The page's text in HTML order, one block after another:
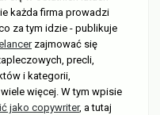
każda firma prowadzi
za tym idzie - publikuje
zajmować się
precli,
i kategorii,
więcej. W tym wpisie
jako copywriter, a tutaj